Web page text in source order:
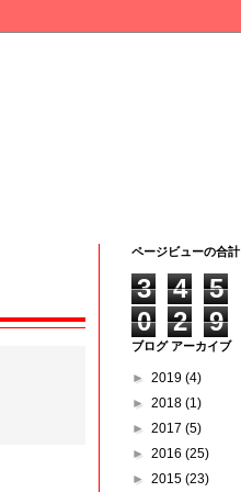
ページビューの合計
3 4
5
0
2 9
ブログ アーカイブ
► 2019 (4)
► 2018 (1)
► 2017 (5)
► 2016 (25)
► 2015 (23)